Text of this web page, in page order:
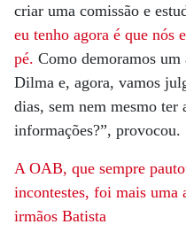
criar uma comissão e
eu tenho agora é que nós
pé. Como demoramos
Dilma e, agora, vamos
dias, sem nem mesmo ter
informações?”, provocou.
A OAB, que sempre
incontestes, foi mais uma
irmãos Batista